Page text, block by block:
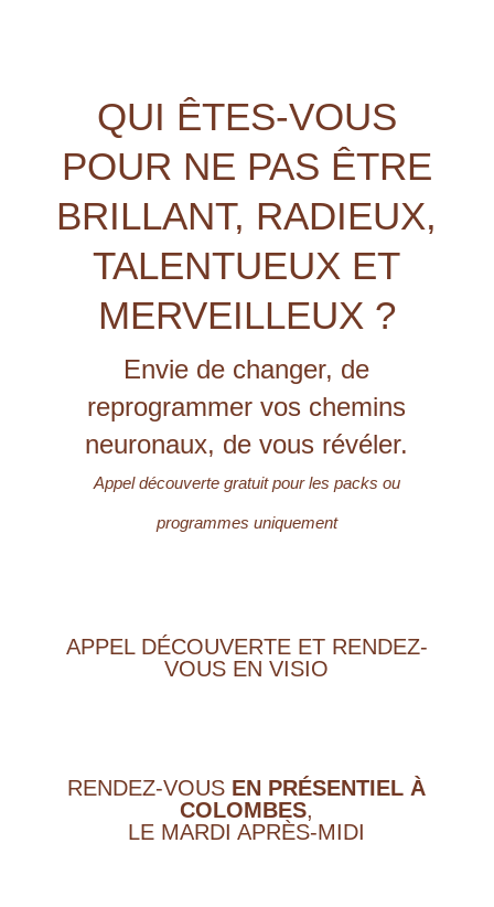
QUI ÊTES-VOUS
POUR NE PAS ÊTRE
BRILLANT, RADIEUX,
TALENTUEUX ET
MERVEILLEUX ?
Envie de changer, de
reprogrammer vos chemins
neuronaux, de vous révéler.
Appel découverte gratuit pour les packs ou
programmes uniquement
APPEL DÉCOUVERTE ET RENDEZ-
VOUS EN VISIO
RENDEZ-VOUS EN PRÉSENTIEL À
COLOMBES,
LE MARDI APRÈS-MIDI